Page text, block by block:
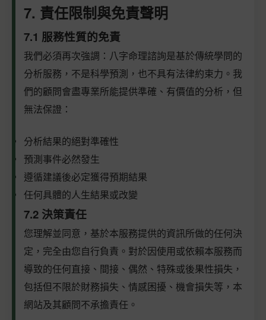
7. 責任限制與免責聲明
7.1 服務性質的免責
我們必須再次強調：八字命理諮詢是基於傳統學問的
分析服務，不是科學預測，也不具有法律約束力。我
們的顧問會盡專業所能提供準確、有價值的分析，但
無法保證：
分析結果的絕對準確性
預測事件必然發生
遵循建議後必定獲得預期結果
任何具體的人生結果或改變
7.2 決策責任
您理解並同意，基於本服務提供的資訊所做的任何決
定，完全由您自行負責。對於因使用或依賴本服務而
導致的任何直接、間接、偶然、特殊或後果性損失，
包括但不限於財務損失、情感困擾、機會損失等，本
網站及其顧問不承擔責任。